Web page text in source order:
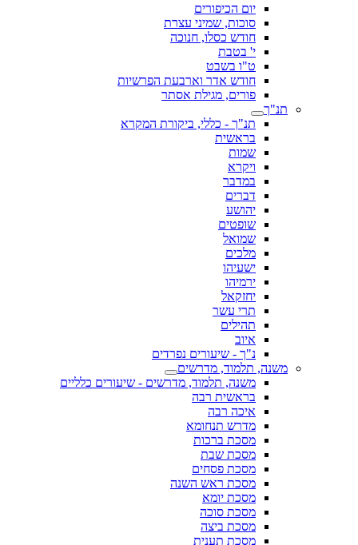
יום הכיפורים
סוכות, שמיני עצרת
חודש כסלו, חנוכה
י' בטבת
ט"ו בשבט
חודש אדר וארבעת הפרשיות
פורים, מגילת אסתר
תנ"ך
תנ"ך - כללי, ביקורת המקרא
בראשית
שמות
ויקרא
במדבר
דברים
יהושע
שופטים
שמואל
מלכים
ישעיהו
ירמיהו
יחזקאל
תרי עשר
תהילים
איוב
נ"ך - שיעורים נפרדים
משנה, תלמוד, מדרשים
משנה, תלמוד, מדרשים - שיעורים כלליים
בראשית רבה
איכה רבה
מדרש תנחומא
מסכת ברכות
מסכת שבת
מסכת פסחים
מסכת ראש השנה
מסכת יומא
מסכת סוכה
מסכת ביצה
מסכת תענית